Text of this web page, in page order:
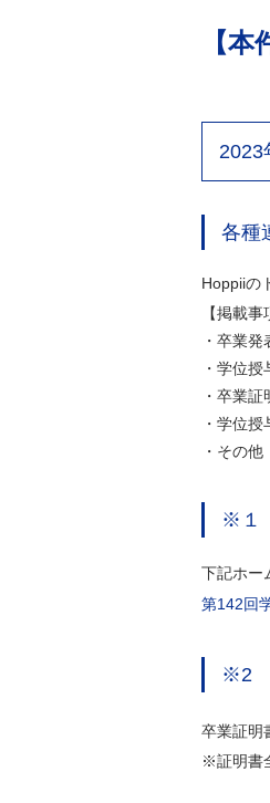
【
2023
各種
Hoppiiの
【掲載事
・卒業
・学位
・卒業
・学位
・その他
※１
下記ホー
第142回
※2
卒業証明
※証明書